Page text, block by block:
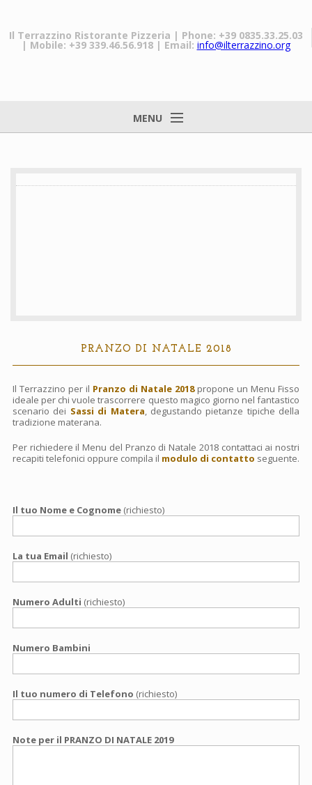
Il Terrazzino Ristorante Pizzeria | Phone: +39 0835.33.25.03
| Mobile: +39 339.46.56.918 | Email: info@ilterrazzino.org
MENU
PRANZO DI NATALE 2018
Il Terrazzino per il Pranzo di Natale 2018propone un Menu Fisso
ideale per chi vuole trascorrere questo magico giorno nel fantastico
scenario dei Sassi di Matera, degustando pietanze tipiche della
tradizione materana.
Per richiedere il Menu del Pranzo di Natale 2018 contattaci ai nostri
recapiti telefonici oppure compila il modulo di contatto seguente.
Il tuo Nome e Cognome(richiesto)
La tua Email (richiesto)
Numero Adulti (richiesto)
Numero Bambini
Il tuo numero di Telefono (richiesto)
Note per il PRANZO DI NATALE 2019